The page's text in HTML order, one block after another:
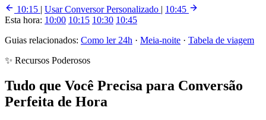
10:15 | Usar Conversor Personalizado | 10:45
Esta hora: 10:00 10:15 10:30 10:45
Guias relacionados: Como ler 24h · Meia-noite · Tabela de viagem
✨ Recursos Poderosos
Tudo que Você Precisa para Conversão
Perfeita de Hora